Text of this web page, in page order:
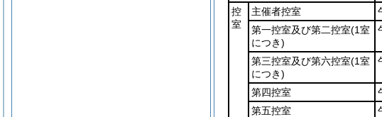
控
室
主催者控室
第一控室及び第二控室(1室
につき)
第三控室及び第六控室(1室
につき)
第四控室
第五控室